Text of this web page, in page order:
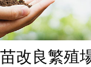
改良繁殖